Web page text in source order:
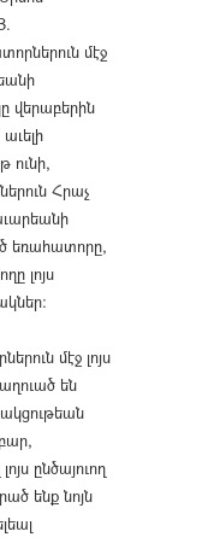
մէջ
վերաբերին
ունի,
Հրաչ
եռահատորը,
լոյս
մէջ լոյս
են
ընծայուող
ենք նոյն